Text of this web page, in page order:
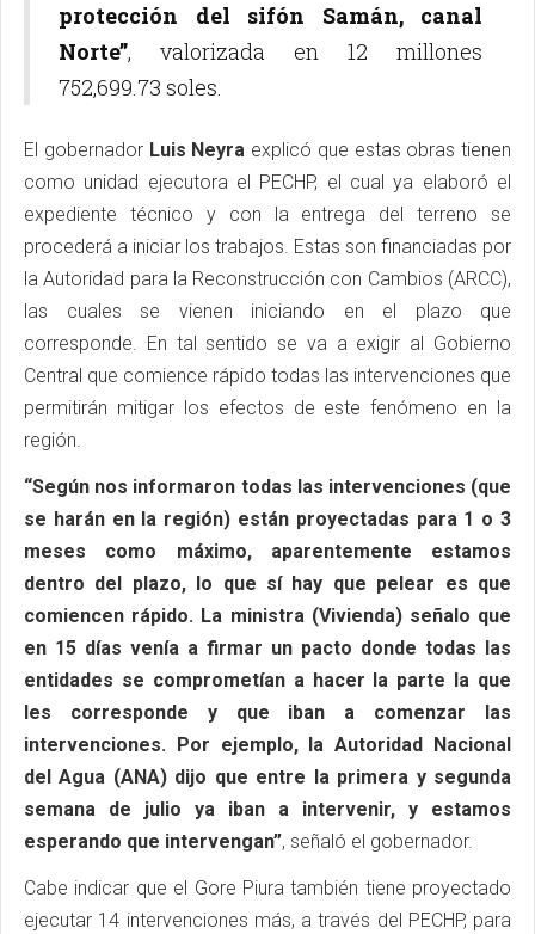
protección del sifón Samán, canal
Norte”, valorizada en 12 millones
752,699.73 soles.
El gobernador Luis Neyra explicó que estas obras tienen
como unidad ejecutora el PECHP, el cual ya elaboró el
expediente técnico y con la entrega del terreno se
procederá a iniciar los trabajos. Estas son financiadas por
la Autoridad para la Reconstrucción con Cambios (ARCC),
las cuales se vienen iniciando en el plazo que
corresponde. En tal sentido se va a exigir al Gobierno
Central que comience rápido todas las intervenciones que
permitirán mitigar los efectos de este fenómeno en la
región.
“Según nos informaron todas las intervenciones (que
se harán en la región) están proyectadas para 1 o 3
meses como máximo, aparentemente estamos
dentro del plazo, lo que sí hay que pelear es que
comiencen rápido. La ministra (Vivienda) señalo que
en 15 días venía a firmar un pacto donde todas las
entidades se comprometían a hacer la parte la que
les corresponde y que iban a comenzar las
intervenciones. Por ejemplo, la Autoridad Nacional
del Agua (ANA) dijo que entre la primera y segunda
semana de julio ya iban a intervenir, y estamos
esperando que intervengan”, señaló el gobernador.
Cabe indicar que el Gore Piura también tiene proyectado
ejecutar 14 intervenciones más, a través del PECHP, para